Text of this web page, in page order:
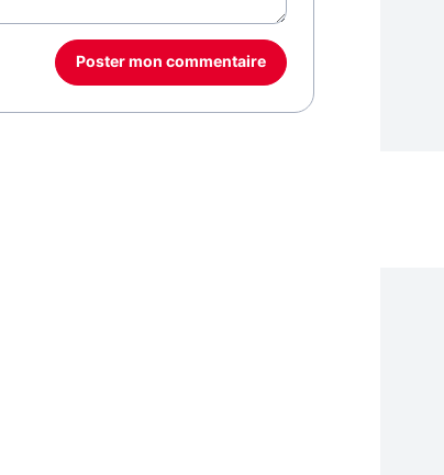
Poster mon commentaire